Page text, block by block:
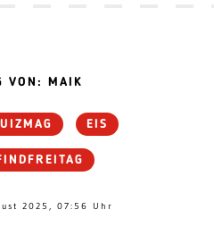
VON: MAIK
EIS
2025, 07:56 Uhr